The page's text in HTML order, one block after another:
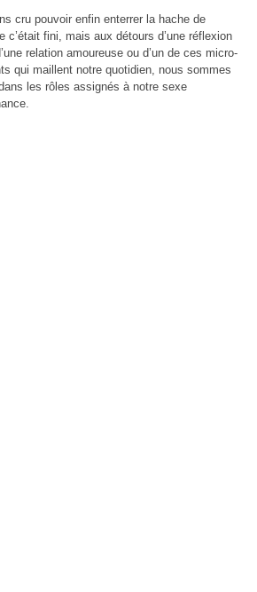
cru pouvoir enfin enterrer la hache de
c’était fini, mais aux détours d’une réflexion
relation amoureuse ou d’un de ces micro-
qui maillent notre quotidien, nous sommes
les rôles assignés à notre sexe